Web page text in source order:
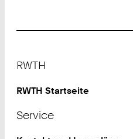
RWTH
RWTH Startseite
Service